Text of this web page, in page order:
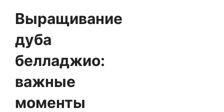
Выращивание
дуба
белладжио:
важные
моменты